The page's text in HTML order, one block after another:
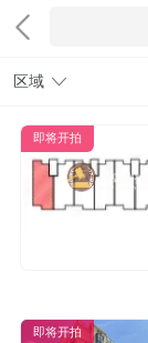
区域
即将开拍
即将开拍